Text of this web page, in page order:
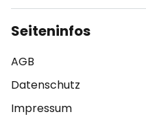
Seiteninfos
AGB
Datenschutz
Impressum